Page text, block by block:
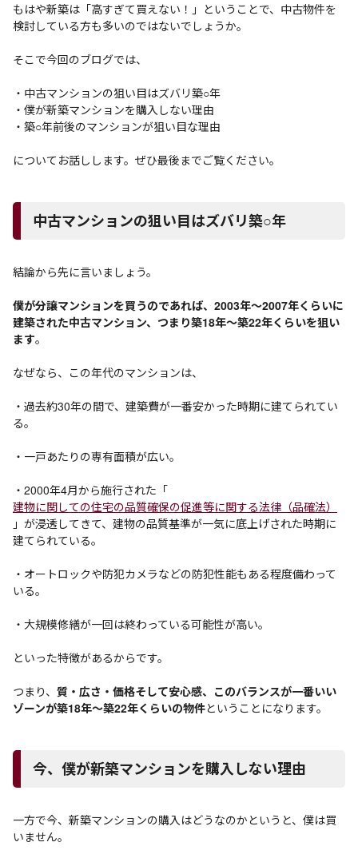
もはや新築は「高すぎて買えない！」ということで、中古物件を
検討している方も多いのではないでしょうか。
そこで今回のブログでは、
・中古マンションの狙い目はズバリ築○年
・僕が新築マンションを購入しない理由
・築○年前後のマンションが狙い目な理由
についてお話しします。ぜひ最後までご覧ください。
中古マンションの狙い目はズバリ築○年
結論から先に言いましょう。
僕が分譲マンションを買うのであれば、2003年～2007年くらいに
建築された中古マンション、つまり築18年～築22年くらいを狙い
ます。
なぜなら、この年代のマンションは、
・過去約30年の間で、建築費が一番安かった時期に建てられてい
る。
・一戸あたりの専有面積が広い。
・2000年4月から施行された「
建物に関しての住宅の品質確保の促進等に関する法律（品確法）
」が浸透してきて、建物の品質基準が一気に底上げされた時期に
建てられている。
・オートロックや防犯カメラなどの防犯性能もある程度備わって
いる。
・大規模修繕が一回は終わっている可能性が高い。
といった特徴があるからです。
つまり、 質・広さ・価格そして安心感、このバランスが一番いい
ゾーンが築18年～築22年くらいの物件ということになります。
今、僕が新築マンションを購入しない理由
一方で今、新築マンションの購入はどうなのかというと、僕は買
いません。